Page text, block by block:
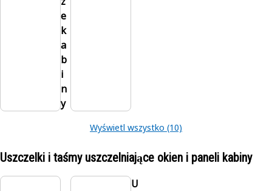
e
k
a
b
i
n
y
Wyświetl wszystko (10)
Uszczelki i taśmy uszczelniające okien i paneli kabiny
U